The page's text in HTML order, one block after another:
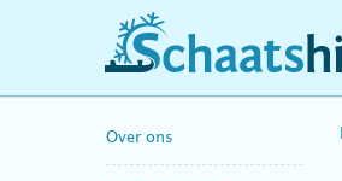
schaatshistorie.nl
Over ons